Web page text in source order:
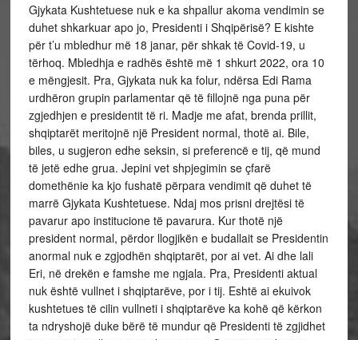
Gjykata Kushtetuese nuk e ka shpallur akoma vendimin se
duhet shkarkuar apo jo, Presidenti i Shqipërisë? E kishte
për t’u mbledhur më 18 janar, për shkak të Covid-19, u
tërhoq. Mbledhja e radhës është më 1 shkurt 2022, ora 10
e mëngjesit. Pra, Gjykata nuk ka folur, ndërsa Edi Rama
urdhëron grupin parlamentar që të fillojnë nga puna për
zgjedhjen e presidentit të ri. Madje me afat, brenda prillit,
shqiptarët meritojnë një President normal, thotë ai. Bile,
biles, u sugjeron edhe seksin, si preferencë e tij, që mund
të jetë edhe grua. Jepini vet shpjegimin se çfarë
domethënie ka kjo fushatë përpara vendimit që duhet të
marrë Gjykata Kushtetuese. Ndaj mos prisni drejtësi të
pavarur apo institucione të pavarura. Kur thotë një
president normal, përdor llogjikën e budallait se Presidentin
anormal nuk e zgjodhën shqiptarët, por ai vet. Ai dhe lali
Eri, në drekën e famshe me ngjala. Pra, Presidenti aktual
nuk është vullnet i shqiptarëve, por i tij. Eshtë ai ekuivok
kushtetues të cilin vullneti i shqiptarëve ka kohë që kërkon
ta ndryshojë duke bërë të mundur që Presidenti të zgjidhet